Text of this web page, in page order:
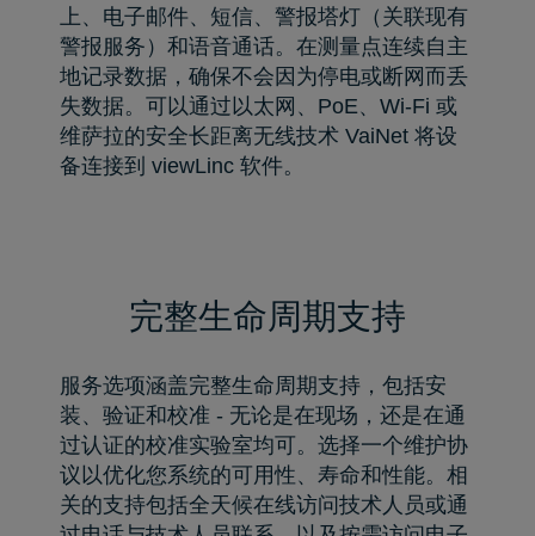
上、电子邮件、短信、警报塔灯（关联现有
警报服务）和语音通话。在测量点连续自主
地记录数据，确保不会因为停电或断网而丢
失数据。可以通过以太网、PoE、Wi-Fi 或
维萨拉的安全长距离无线技术 VaiNet 将设
备连接到 viewLinc 软件。
完整生命周期支持
服务选项涵盖完整生命周期支持，包括安
装、验证和校准 - 无论是在现场，还是在通
过认证的校准实验室均可。选择一个维护协
议以优化您系统的可用性、寿命和性能。相
关的支持包括全天候在线访问技术人员或通